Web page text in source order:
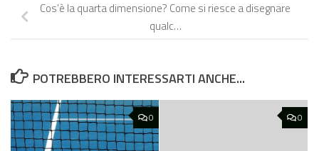
Cos’è la quarta dimensione? Come si riesce a disegnare
qualc…
POTREBBERO INTERESSARTI ANCHE...
0 0